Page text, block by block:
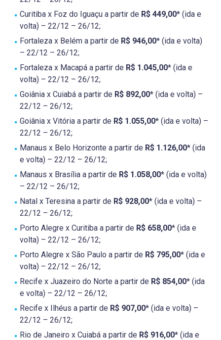
Curitiba x Foz do Iguaçu a partir de R$ 449,00* (ida e
volta) – 22/12 – 26/12;
Fortaleza x Belém a partir de R$ 946,00* (ida e volta)
– 22/12 – 26/12;
Fortaleza x Macapá a partir de R$ 1.045,00* (ida e
volta) – 22/12 – 26/12;
Goiânia x Cuiabá a partir de R$ 892,00* (ida e volta) –
22/12 – 26/12;
Goiânia x Vitória a partir de R$ 1.055,00* (ida e volta) –
22/12 – 26/12;
Manaus x Belo Horizonte a partir de R$ 1.126,00* (ida
e volta) – 22/12 – 26/12;
Manaus x Brasília a partir de R$ 1.058,00* (ida e volta)
– 22/12 – 26/12;
Natal x Teresina a partir de R$ 928,00* (ida e volta) –
22/12 – 26/12;
Porto Alegre x Curitiba a partir de R$ 658,00* (ida e
volta) – 22/12 – 26/12;
Porto Alegre x São Paulo a partir de R$ 795,00* (ida e
volta) – 22/12 – 26/12;
Recife x Juazeiro do Norte a partir de R$ 854,00* (ida
e volta) – 22/12 – 26/12;
Recife x Ilhéus a partir de R$ 907,00* (ida e volta) –
22/12 – 26/12;
Rio de Janeiro x Cuiabá a partir de R$ 916,00* (ida e